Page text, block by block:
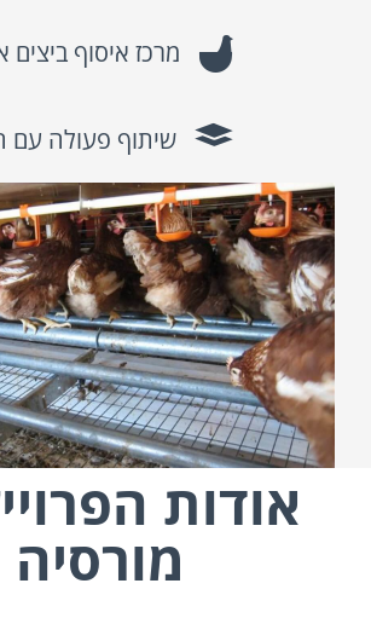
מרכז איסוף ביצים
שיתוף פעולה עם
אודות
מורסיה